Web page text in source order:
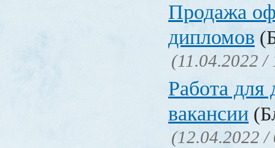
Продажа
дипломов
(11.04.2022 /
Работа для
вакансии
(12.04.2022 /